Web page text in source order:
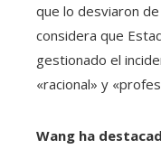
que lo desviaron
considera que
gestionado el
«racional» y
Wang ha